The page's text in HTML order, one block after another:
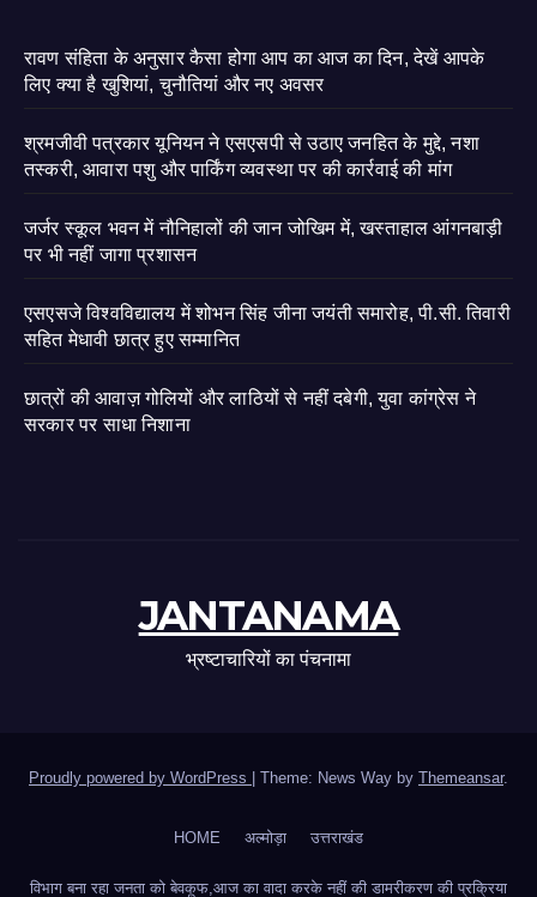
रावण संहिता के अनुसार कैसा होगा आप का आज का दिन, देखें आपके
लिए क्या है खुशियां, चुनौतियां और नए अवसर
श्रमजीवी पत्रकार यूनियन ने एसएसपी से उठाए जनहित के मुद्दे, नशा
तस्करी, आवारा पशु और पार्किंग व्यवस्था पर की कार्रवाई की मांग
जर्जर स्कूल भवन में नौनिहालों की जान जोखिम में, खस्ताहाल आंगनबाड़ी
पर भी नहीं जागा प्रशासन
एसएसजे विश्वविद्यालय में शोभन सिंह जीना जयंती समारोह, पी.सी. तिवारी
सहित मेधावी छात्र हुए सम्मानित
छात्रों की आवाज़ गोलियों और लाठियों से नहीं दबेगी, युवा कांग्रेस ने
सरकार पर साधा निशाना
JANTANAMA
भ्रष्टाचारियों का पंचनामा
Proudly powered by WordPress Theme: News Way by Themeansar.
HOME अल्मोड़ा उत्तराखंड
विभाग बना रहा जनता को बेवकूफ,आज का वादा करके नहीं की डामरीकरण की प्रक्रिया